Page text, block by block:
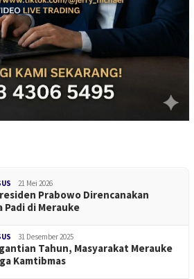
21 Mei 2026
Prabowo Direncanakan
Padi di Merauke
31 Desember 2025
Tahun, Masyarakat Merauke
Kamtibmas